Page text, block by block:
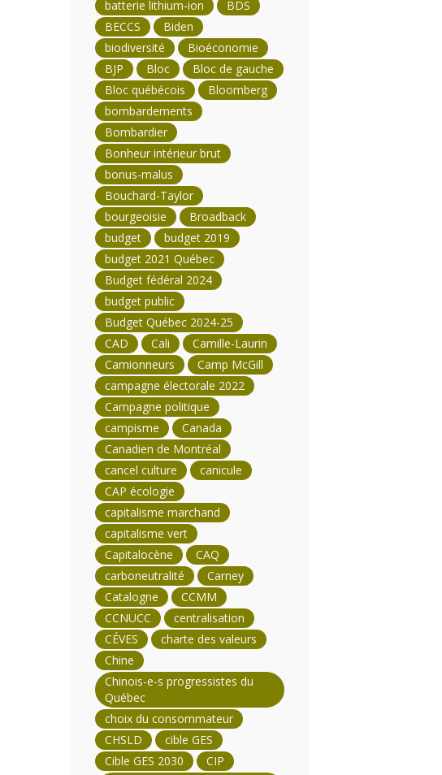
batterie lithium-ion
BDS
BECCS
Biden
biodiversité
Bioéconomie
BJP
Bloc
Bloc de gauche
Bloc québécois
Bloomberg
bombardements
Bombardier
Bonheur intérieur brut
bonus-malus
Bouchard-Taylor
bourgeoisie
Broadback
budget
budget 2019
budget 2021 Québec
Budget fédéral 2024
budget public
Budget Québec 2024-25
CAD
Cali
Camille-Laurin
Camionneurs
Camp McGill
campagne électorale 2022
Campagne politique
campisme
Canada
Canadien de Montréal
cancel culture
canicule
CAP écologie
capitalisme marchand
capitalisme vert
Capitalocène
CAQ
carboneutralité
Carney
Catalogne
CCMM
CCNUCC
centralisation
CÉVES
charte des valeurs
Chine
Chinois-e-s progressistes du
Québec
choix du consommateur
CHSLD
cible GES
Cible GES 2030
CIP